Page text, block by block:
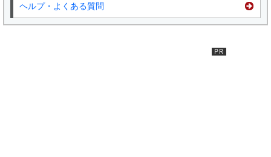
ヘルプ・よくある質問